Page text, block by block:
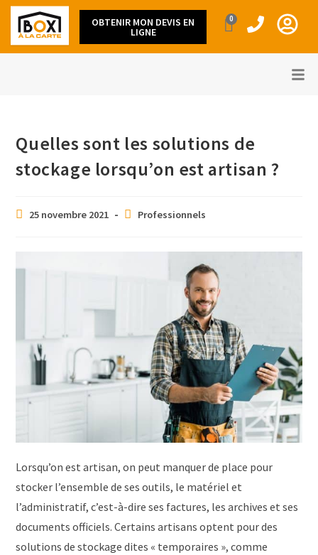
OBTENIR MON DEVIS EN
LIGNE
0
Quelles sont les solutions de
stockage lorsqu’on est artisan ?
25 novembre 2021 Professionnels
Lorsqu’on est artisan, on peut manquer de place pour
stocker l’ensemble de ses outils, le matériel et
l’administratif, c’est-à-dire ses factures, les archives et ses
documents officiels. Certains artisans optent pour des
solutions de stockage dites « temporaires », comme